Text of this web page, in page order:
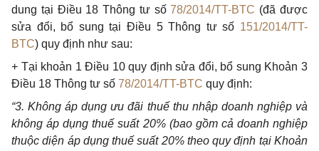
dung tại Điều 18 Thông tư số78/2014/TT-BTC (đã được
sửa đổi, bổ sung tại Điều 5 Thông tư số 151/2014/TT-
BTC) quy định như sau:
+ Tại khoản 1 Điều 10 quy định sửa đổi, bổ sung Khoản 3
Điều 18 Thông tư số 78/2014/TT-BTC quy định:
“3. Không áp dụng ưu đãi thuế thu nhập doanh nghiệp và
không áp dụng thuế suất 20% (bao gồm cả doanh nghiệp
thuộc diện áp dụng thuế suất 20% theo quy định tại Khoản